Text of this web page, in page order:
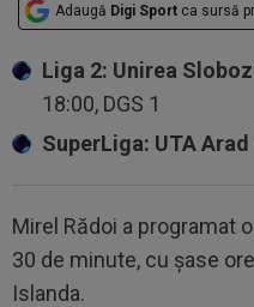
Adaugă Digi Sport ca sursă
Liga 2: Unirea
18:00, DGS 1
SuperLiga: UTA Arad
Mirel Rădoi a programat
30 de minute, cu șase
Islanda.